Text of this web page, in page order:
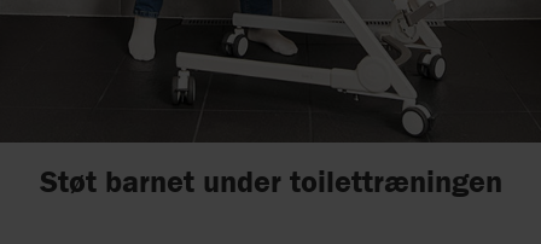
Støt barnet under toilettræningen